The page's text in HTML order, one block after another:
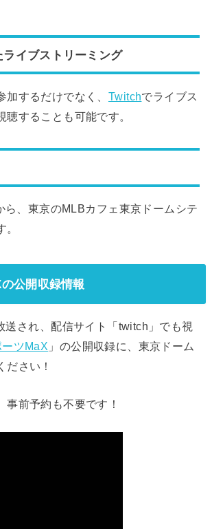
イブストリーミング
加するだけでなく、 Twitchでライブス
聴することも可能です。
ら、東京のMLBカフェ東京ドームシテ
公開収録情報
送され、配信サイト「twitch」でも視
ツMaX 」の公開収録に、東京ドーム
ださい！
事前予約も不要です！